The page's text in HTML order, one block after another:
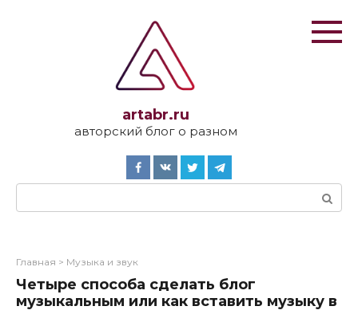
artabr.ru
авторский блог о разном
Поиск:
Главная > Музыка и звук
Четыре способа сделать блог
музыкальным или как вставить музыку в